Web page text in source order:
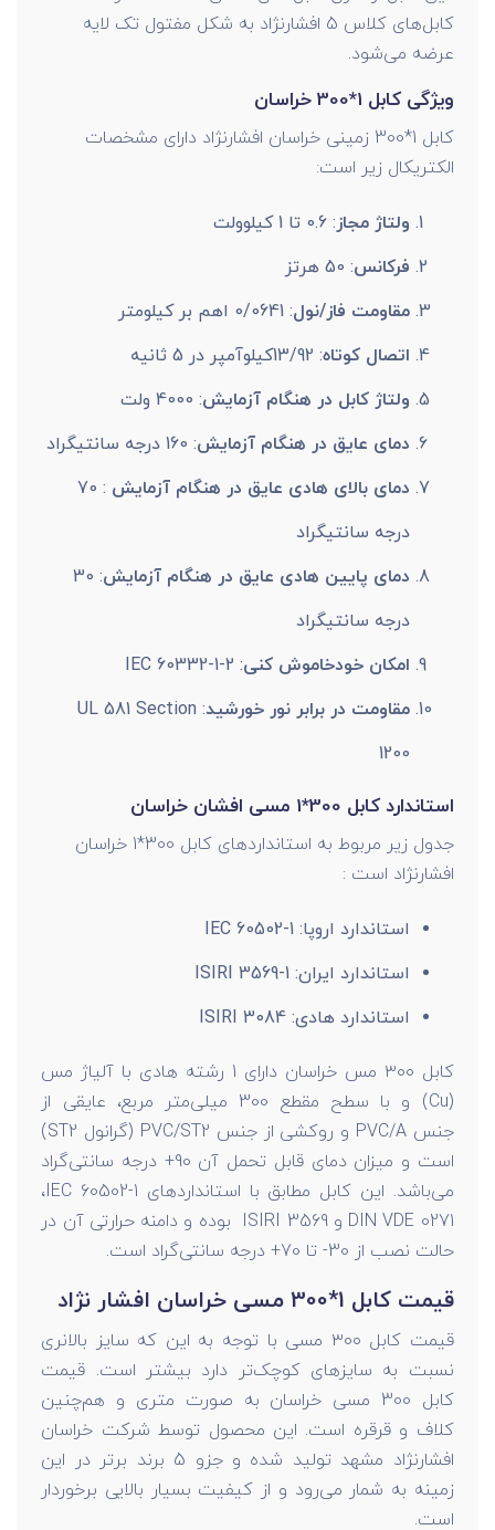
کابل‌های کلاس 5 افشارنژاد به شکل مفتول تک لایه
عرضه می‌شود.
ویژگی کابل 1*300 خراسان
کابل 1*300 زمینی خراسان افشارنژاد دارای مشخصات
الکتریکال زیر است:
ولتاژ مجاز: 0.6 تا 1 کیلوولت
فرکانس: 50 هرتز
مقاومت فاز/نول: 0/0641 اهم بر کیلومتر
اتصال کوتاه: 13/92کیلوآمپر در 5 ثانیه
ولتاژ کابل در هنگام آزمایش: 4000 ولت
دمای عایق در هنگام آزمایش: 160 درجه سانتیگراد
دمای بالای هادی عایق در هنگام آزمایش
: 70
درجه سانتیگراد
دمای پایین هادی عایق در هنگام آزمایش : 30
درجه سانتیگراد
امکان خودخاموش کنی: IEC 60332-1-2
مقاومت در برابر نور خورشید : UL 581 Section
1200
استاندارد کابل 300*1 مسی افشان خراسان
جدول زیر مربوط به استانداردهای کابل 300*1 خراسان
افشارنژاد است :
استاندارد اروپا: IEC 60502-1
استاندارد ایران: ISIRI 3569-1
استاندارد هادی: ISIRI 3084
کابل ۳۰۰ مس
خراسان دارای 1 رشته هادی با آلیاژ مس
(
Cu
) و با سطح مقطع 300 میلی‌متر مربع، عایقی از
جنس PVC/A و روکشی از جنس PVC/ST2 (گرانول ST2
)
است و میزان دمای قابل تحمل آن 90+ درجه سانتی‌گراد
می‌باشد. این کابل مطابق با استانداردهای IEC 60502-1،
DIN VDE 0271 وISIRI 3569 بوده و دامنه حرارتی آن در
حالت نصب از 30
- تا 70+ درجه سانتی‌گراد است.
قیمت کابل 1*300 مسی خراسان افشار نژاد
قیمت کابل ۳۰۰ مسی
با توجه به این که سایز بالانری
نسبت به سایزهای کوچک‌تر دارد بیشتر است. قیمت
کابل 300 مسی خراسان به صورت متری و هم‌چنین
کلاف و قرقره است. این محصول توسط شرکت خراسان
افشارنژاد مشهد تولید شده و جزو 5 برند برتر در این
زمینه به شمار می‌رود و از کیفیت بسیار بالایی برخوردار
است.